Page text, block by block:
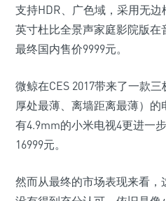
支持HDR、广色域，采用无
英寸杜比全景声家庭影院版在
最终国内售价9999元。
微鲸在CES 2017带来了一款
厚处最薄、离墙距离最薄）
有4.9mm的小米电视4更进一
16999元。
然而从最终的市场表现来看